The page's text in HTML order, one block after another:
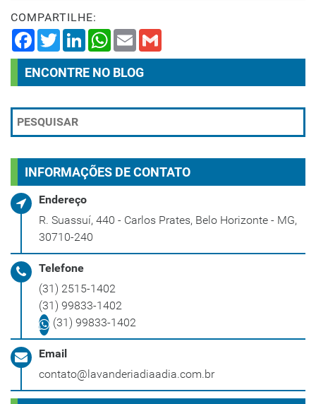
COMPARTILHE:
FacebookTwitterLinkedInWhatsApp
Email
ENCONTRE NO BLOG
INFORMAÇÕES DE CONTATO
Endereço
R. Suassuí, 440 - Carlos Prates, Belo Horizonte - MG,
30710-240
Telefone
(31) 2515-1402
(31) 99833-1402
(31) 99833-1402
Email
contato@lavanderiadiaadia.com.br